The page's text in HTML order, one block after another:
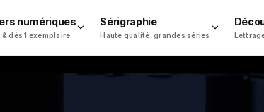
numériques
dès 1 exemplaire
Sérigraphie
Haute qualité, grandes séries